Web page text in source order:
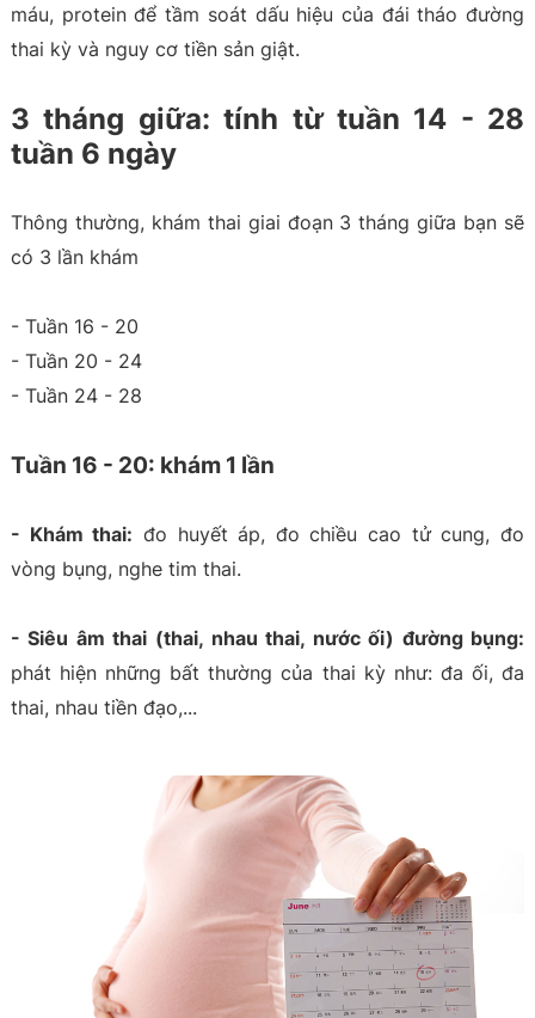
máu, protein để tầm soát dấu hiệu của đái tháo đường
thai kỳ và nguy cơ tiền sản giật.
3 tháng giữa: tính từ tuần 14 - 28
tuần 6 ngày
Thông thường, khám thai giai đoạn 3 tháng giữa bạn sẽ
có 3 lần khám
- Tuần 16 - 20
- Tuần 20 - 24
- Tuần 24 - 28
Tuần 16 - 20: khám 1 lần
- Khám thai: đo huyết áp, đo chiều cao tử cung, đo
vòng bụng, nghe tim thai.
- Siêu âm thai (thai, nhau thai, nước ối) đường bụng:
phát hiện những bất thường của thai kỳ như: đa ối, đa
thai, nhau tiền đạo,...